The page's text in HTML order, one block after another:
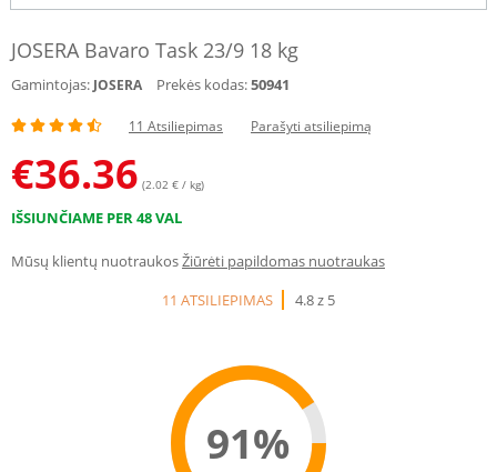
JOSERA Bavaro Task 23/9 18 kg
Gamintojas: JOSERA Prekės kodas:50941
11 Atsiliepimas Parašyti atsiliepimą
€36.36 (2.02 € / kg)
IŠSIUNČIAME PER 48 VAL
Mūsų klientų nuotraukosŽiūrėti papildomas nuotraukas
11 ATSILIEPIMAS
4.8 z 5
91%